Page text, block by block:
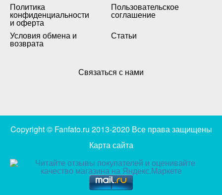
Политика
конфиденциальности
и оферта
Пользовательское
соглашение
Условия обмена и
возврата
Статьи
Связаться с нами
Copyright © Fanfato.ru 2013-2020 Все права защищены
Карта сайта